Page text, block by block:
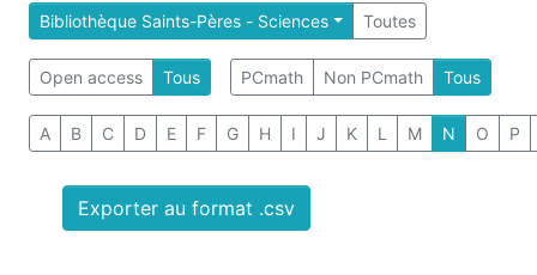
Bibliothèque Saints-Pères - Sciences Toutes
Open access Tous PCmath Non PCmath Tous
A B C D E F G H I J K L M N O P
Exporter au format .csv